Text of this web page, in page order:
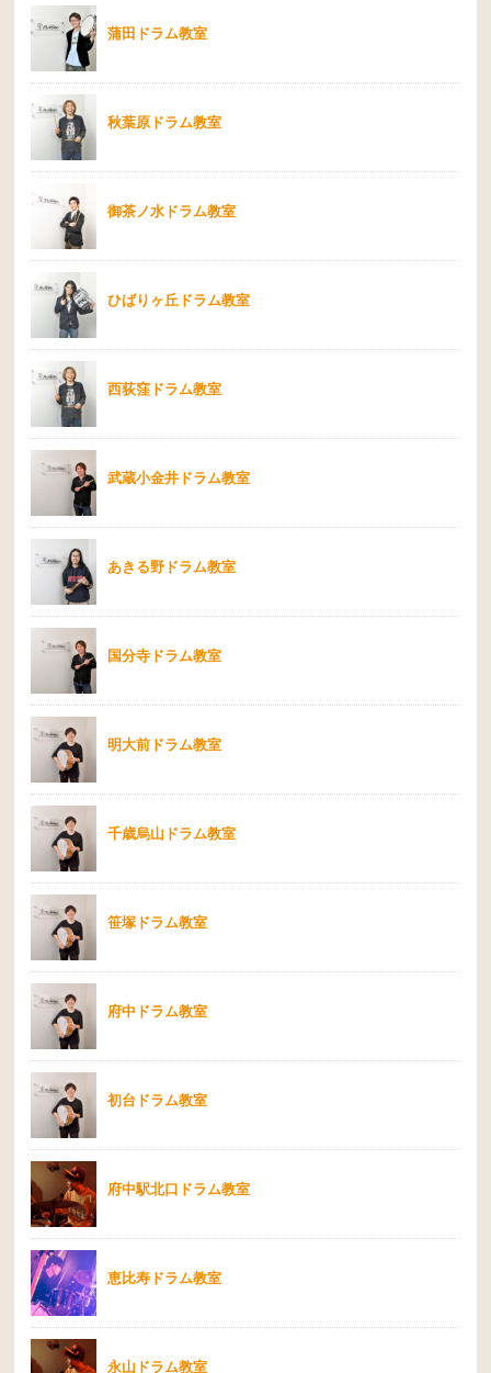
蒲田ドラム教室
秋葉原ドラム教室
御茶ノ水ドラム教室
ひばりヶ丘ドラム教室
西荻窪ドラム教室
武蔵小金井ドラム教室
あきる野ドラム教室
国分寺ドラム教室
明大前ドラム教室
千歳烏山ドラム教室
笹塚ドラム教室
府中ドラム教室
初台ドラム教室
府中駅北口ドラム教室
恵比寿ドラム教室
永山ドラム教室